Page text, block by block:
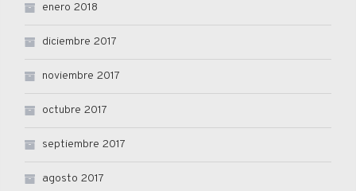
enero 2018
diciembre 2017
noviembre 2017
octubre 2017
septiembre 2017
agosto 2017